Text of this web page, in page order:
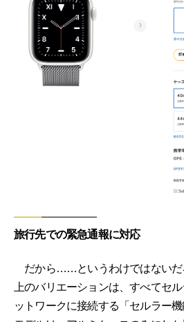
旅行先での緊急通報に対応
だから……というわけではないだ
上のバリエーションは、すべてセ
ットワークに接続する「セルラー